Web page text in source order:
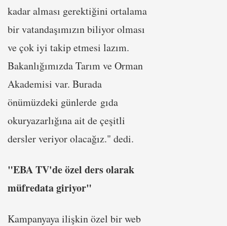
kadar alması gerektiğini ortalama
bir vatandaşımızın biliyor olması
ve çok iyi takip etmesi lazım.
Bakanlığımızda Tarım ve Orman
Akademisi var. Burada
önümüzdeki günlerde gıda
okuryazarlığına ait de çeşitli
dersler veriyor olacağız." dedi.
"EBA TV'de özel ders olarak
müfredata giriyor"
Kampanyaya ilişkin özel bir web